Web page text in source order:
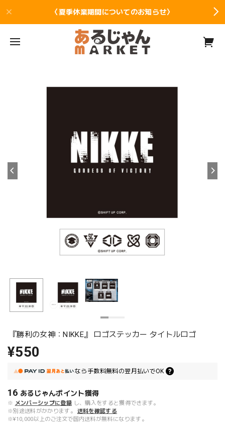
〈夏季休業期間についてのお知らせ〉
『勝利の女神：NIKKE』 ロゴステッカー タイトルロゴ
¥550
なら 手数料無料の翌月払いでOK
16 あるじゃんポイント獲得
※ メンバーシップに登録 し、購入をすると獲得できます。
※別途送料がかかります。
送料を確認する
※¥10,000以上のご注文で国内送料が無料になります。